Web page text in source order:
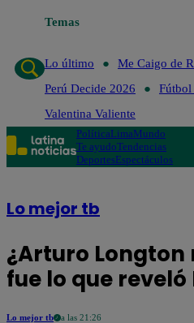
Temas
Caigo de Risa
Lo último
Me Caigo de
Perú Decide 2026
Fútbol
Valentina Valiente
PolíticaLimaMundo
Te ayudoTendencias
DeportesEspectáculos
Lo mejor tb
¿Arturo Longton
fue lo que
Lo mejor tb a las 21:26